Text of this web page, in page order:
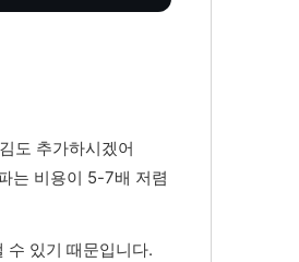
도 추가하시겠어
는 비용이 5-7배 저렴
수 있기 때문입니다.